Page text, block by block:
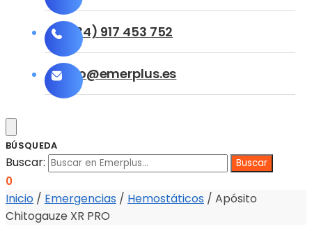
(+34) 917 453 752
info@emerplus.es
BÚSQUEDA
Buscar:
0
Inicio / Emergencias / Hemostáticos / Apósito
Chitogauze XR PRO